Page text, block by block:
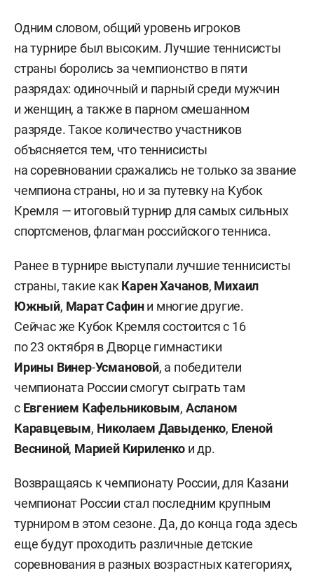
Одним словом, общий уровень игроков
на турнире был высоким. Лучшие теннисисты
страны боролись за чемпионство в пяти
разрядах: одиночный и парный среди мужчин
и женщин, а также в парном смешанном
разряде. Такое количество участников
объясняется тем, что теннисисты
на соревновании сражались не только за звание
чемпиона страны, но и за путевку на Кубок
Кремля — итоговый турнир для самых сильных
спортсменов, флагман российского тенниса.
Ранее в турнире выступали лучшие теннисисты
страны, такие как КаренХачанов, Михаил
Южный, Марат Сафини многие другие.
Сейчас же Кубок Кремля состоится с 16
по 23 октября в Дворце гимнастики
Ирины Винер-Усмановой, а победители
чемпионата России смогут сыграть там
с Евгением Кафельниковым, Асланом
Каравцевым, Николаем Давыденко, Еленой
Весниной, Марией Кириленкои др.
Возвращаясь к чемпионату России, для Казани
чемпионат России стал последним крупным
турниром в этом сезоне. Да, до конца года здесь
еще будут проходить различные детские
соревнования в разных возрастных категориях,